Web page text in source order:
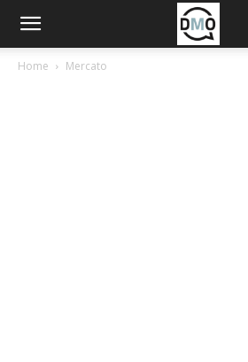
Home Mercato